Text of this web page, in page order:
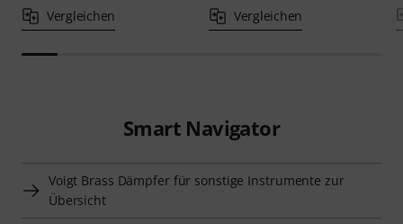
Vergleichen Vergleichen
Smart Navigator
Voigt Brass Dämpfer für sonstige Instrumente zur
Übersicht